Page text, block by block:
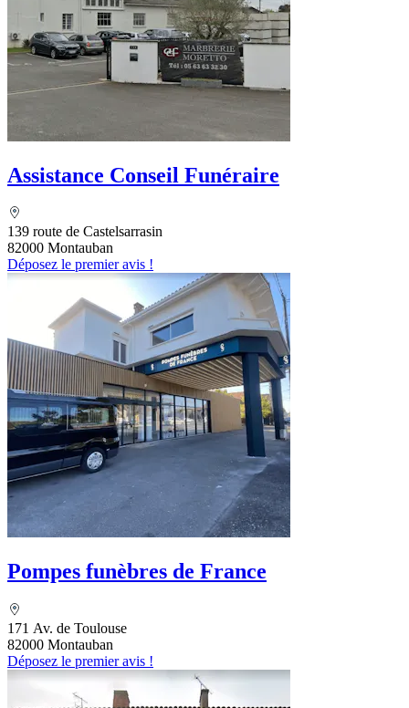
Assistance Conseil Funéraire
139 route de Castelsarrasin
82000 Montauban
Déposez le premier avis !
Pompes funèbres de France
171 Av. de Toulouse
82000 Montauban
Déposez le premier avis !